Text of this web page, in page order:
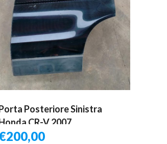
Posteriore Sinistra
CR-V 2007
200,00